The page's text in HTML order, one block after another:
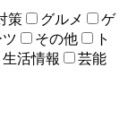
策 グルメ
ゲ
その他
ト
生活情報 芸能